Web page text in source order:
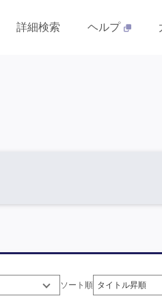
詳細検索 ヘルプ
ソート順